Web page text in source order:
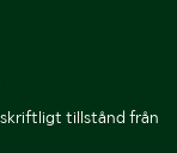
skriftligt tillstånd från